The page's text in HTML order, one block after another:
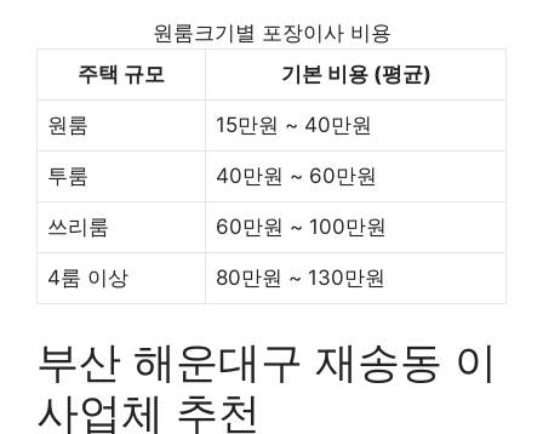
원룸크기별 포장이사 비용
주택 규모
기본 비용 (평균)
원룸 15만원 ~ 40만원
투룸 40만원 ~ 60만원
쓰리룸 60만원 ~ 100만원
4룸 이상 80만원 ~ 130만원
부산 해운대구 재송동 이
사업체 추천